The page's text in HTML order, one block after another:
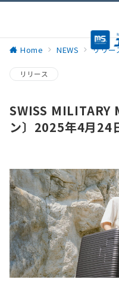
Home NEWS リリー
リリース
SWISS MILITARY
ン〕2025年4月24